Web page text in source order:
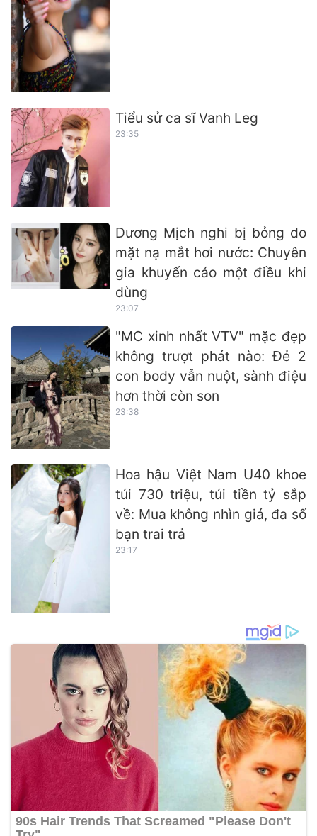
Tiểu sử ca sĩ Vanh Leg
23:35
Dương Mịch nghi bị bỏng do
mặt nạ mắt hơi nước: Chuyên
gia khuyến cáo một điều khi
dùng
23:07
"MC xinh nhất VTV" mặc đẹp
không trượt phát nào: Đẻ 2
con body vẫn nuột, sành điệu
hơn thời còn son
23:38
Hoa hậu Việt Nam U40 khoe
túi 730 triệu, túi tiền tỷ sắp
về: Mua không nhìn giá, đa số
bạn trai trả
23:17